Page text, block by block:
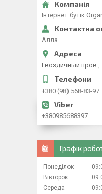
Iнтернет бутiк
Алла
Гвоздичный пров.,
+380 (98) 568-83-97
+380985688397
Графік
Понеділок
Вівторок
Середа